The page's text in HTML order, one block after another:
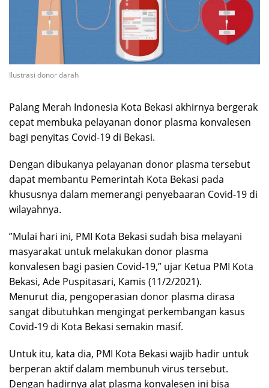
Ilustrasi donor darah
Palang Merah Indonesia Kota Bekasi akhirnya bergerak
cepat membuka pelayanan donor plasma konvalesen
bagi penyitas Covid-19 di Bekasi.
Dengan dibukanya pelayanan donor plasma tersebut
dapat membantu Pemerintah Kota Bekasi pada
khususnya dalam memerangi penyebaaran Covid-19 di
wilayahnya.
”Mulai hari ini, PMI Kota Bekasi sudah bisa melayani
masyarakat untuk melakukan donor plasma
konvalesen bagi pasien Covid-19,” ujar Ketua PMI Kota
Bekasi, Ade Puspitasari, Kamis (11/2/2021).
Menurut dia, pengoperasian donor plasma dirasa
sangat dibutuhkan mengingat perkembangan kasus
Covid-19 di Kota Bekasi semakin masif.
Untuk itu, kata dia, PMI Kota Bekasi wajib hadir untuk
berperan aktif dalam membunuh virus tersebut.
Dengan hadirnya alat plasma konvalesen ini bisa